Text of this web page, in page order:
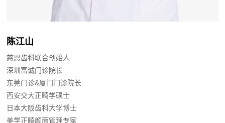
陈江山
慈恩齿科联合创始人
深圳富诚门诊院长
东莞门诊&厦门门诊院长
西安交大正畸学硕士
日本大阪齿科大学博士
美学正畸颜面管理专家